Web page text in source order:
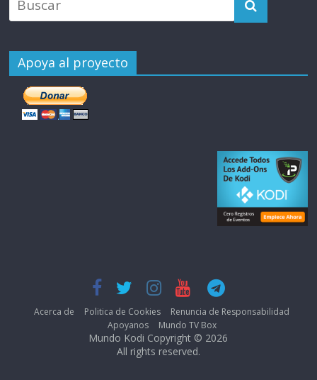
Apoya al proyecto
Acerca de Politica de Cookies
Renuncia de Responsabilidad
Apoyanos
Mundo TV Box
Mundo Kodi Copyright © 2026
All rights reserved.